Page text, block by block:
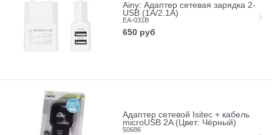
Ainy: Адаптер сетевая зарядка 2-
USB (1A/2.1A)
EA-031B
650 руб
Адаптер сетевой Isitec + кабель
microUSB 2A (Цвет: Чёрный)
50686